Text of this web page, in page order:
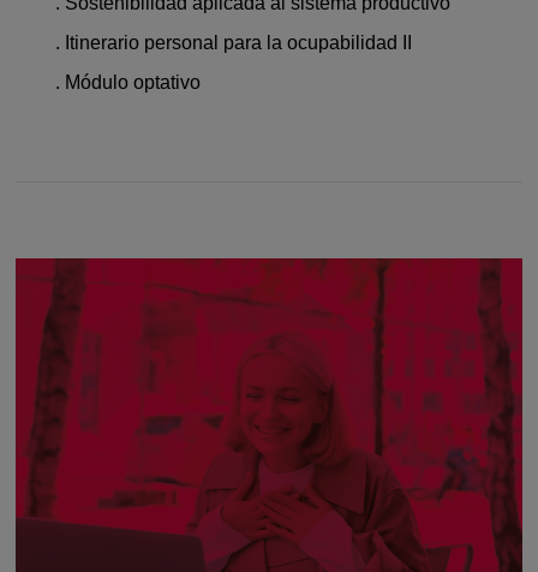
. Itinerario personal para la ocupabilidad II
. Módulo optativo